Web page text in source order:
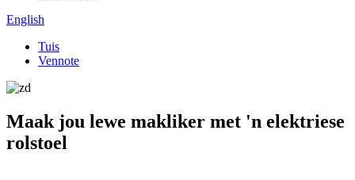
English
Tuis
Vennote
Maak jou lewe makliker met 'n elektriese
rolstoel